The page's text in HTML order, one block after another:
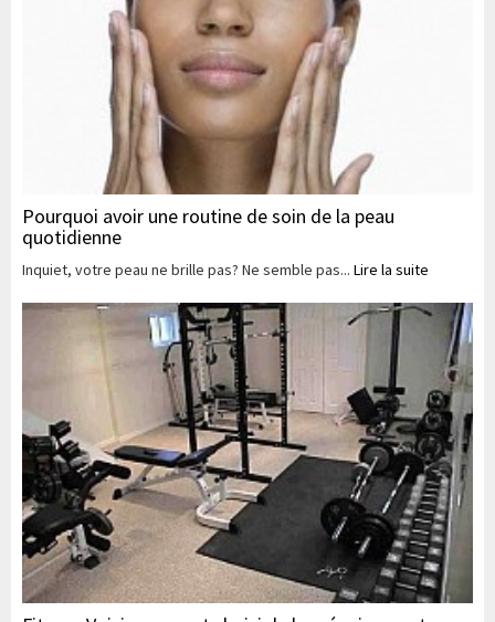
Pourquoi avoir une routine de soin de la peau
quotidienne
Inquiet, votre peau ne brille pas? Ne semble pas... Lire la suite